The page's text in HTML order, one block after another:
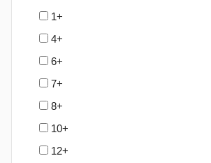
1+
4+
6+
7+
8+
10+
12+